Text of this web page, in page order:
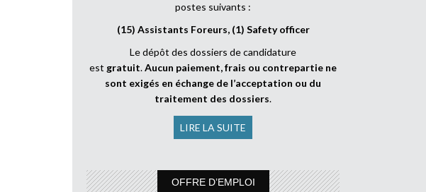
postes suivants :
(15) Assistants Foreurs, (1) Safety officer
Le dépôt des dossiers de candidature
est gratuit.Aucun paiement, frais ou contrepartie ne
sont exigés en échange de l’acceptation ou du
traitement des dossiers.
LIRE LA SUITE
OFFRE D’EMPLOI